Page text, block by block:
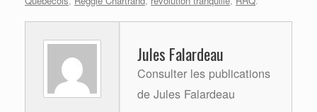
Jules Falardeau
Consulter les publications
de Jules Falardeau